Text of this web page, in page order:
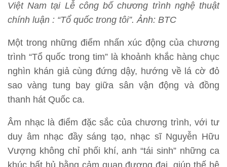
Việt Nam tại Lễ công bố chương trình nghệ thuật
chính luận : “Tổ quốc trong tôi”. Ảnh: BTC
Một trong những điểm nhấn xúc động của chương
trình “Tổ quốc trong tim” là khoảnh khắc hàng chục
nghìn khán giả cùng đứng dậy, hướng về lá cờ đỏ
sao vàng tung bay giữa sân vận động và đồng
thanh hát Quốc ca.
Âm nhạc là điểm đặc sắc của chương trình, với tư
duy âm nhạc đầy sáng tạo, nhạc sĩ Nguyễn Hữu
Vượng không chỉ phối khí, anh “tái sinh” những ca